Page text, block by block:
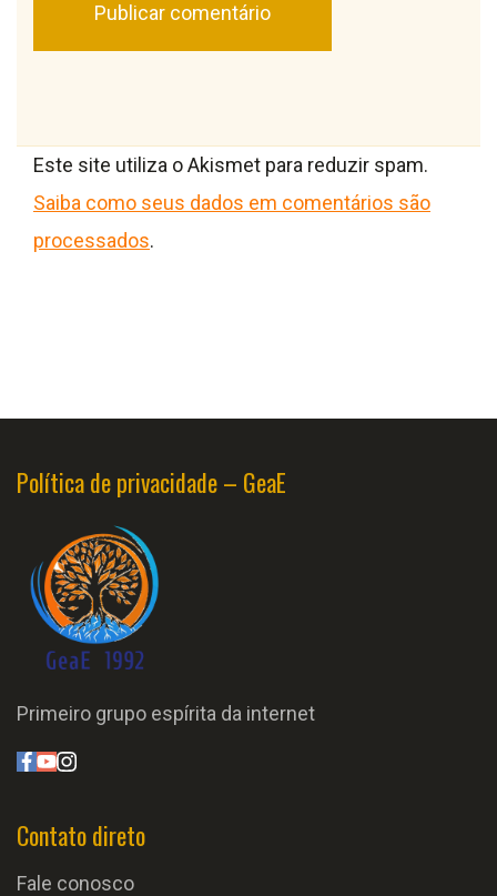
Este site utiliza o Akismet para reduzir spam.
Saiba como seus dados em comentários são
processados.
Política de privacidade – GeaE
Primeiro grupo espírita da internet
Contato direto
Fale conosco